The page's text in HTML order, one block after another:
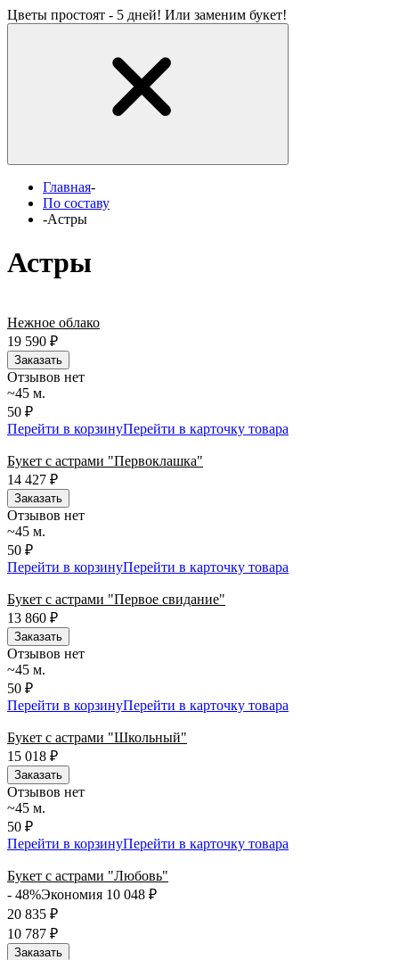
Цветы простоят - 5 дней! Или заменим букет!
Главная-
По составу
-Астры
Астры
Нежное облако
19 590 ₽
Заказать
Отзывов нет
~45 м.
50 ₽
Перейти в корзинуПерейти в карточку товара
Букет с астрами "Первоклашка"
14 427 ₽
Заказать
Отзывов нет
~45 м.
50 ₽
Перейти в корзинуПерейти в карточку товара
Букет с астрами "Первое свидание"
13 860 ₽
Заказать
Отзывов нет
~45 м.
50 ₽
Перейти в корзинуПерейти в карточку товара
Букет с астрами "Школьный"
15 018 ₽
Заказать
Отзывов нет
~45 м.
50 ₽
Перейти в корзинуПерейти в карточку товара
Букет с астрами "Любовь"
- 48%Экономия 10 048 ₽
20 835 ₽
10 787 ₽
Заказать